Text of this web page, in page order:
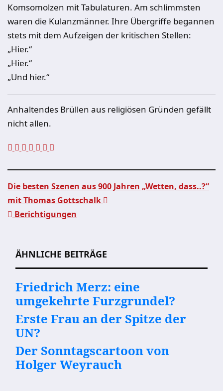
Komsomolzen mit Tabulaturen. Am schlimmsten
waren die Kulanzmänner. Ihre Übergriffe begannen
stets mit dem Aufzeigen der kritischen Stellen:
„Hier.“
„Hier.“
„Und hier.“
Anhaltendes Brüllen aus religiösen Gründen gefällt
nicht allen.
Beitragsnavigation
Die besten Szenen aus 900 Jahren „Wetten, dass..?“
mit Thomas Gottschalk
Berichtigungen
ÄHNLICHE BEITRÄGE
Friedrich Merz: eine
umgekehrte Furzgrundel?
Erste Frau an der Spitze der
UN?
Der Sonntagscartoon von
Holger Weyrauch